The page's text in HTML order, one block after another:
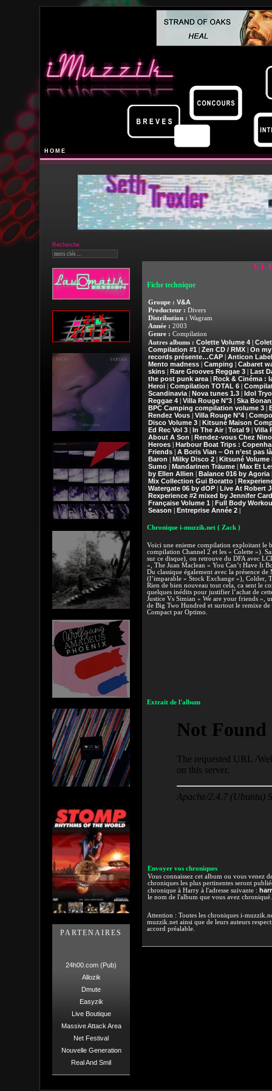
HOME
Recherche
PARTENAIRES
24h00.com (Pub)
Allozik
Dmute
Easyzik
Live Boutique
Massive Attack Area
Net Festival
Nouvelle Generation
Real And Smil
Fiche technique
Groupe : V&A
Producteur : Divers
Distribution : Wagram
Année : 2003
Genre : Compilation
Autres albums : Colette Volume 4|
Compilation #1
Zen CD / RMX| On
records présente…CAP| Anticon
Mento madness| Camping
Cabaret
skins
Rare Grooves Reggae 3| Last
the post punk area| Rock & Cinéma :
Heroi| Compilation TOTAL 6|
Scandinavia| Nova tunes 1.3| Idol
Reggae 4| Villa Rouge N°3| Ska
BPC Camping compilation volume 3|
Rendez Vous| Villa Rouge N°4|
Disco Volume 3| Kitsuné Maison
Ed Rec Vol 3| In The Air| Total 9| Villa
About A Son
Rendez-vous Chez
Heroes| Harbour Boat Trips :
Friends| A Boris Vian – On n’est pas
Baron
Milky Disco 2| Kitsuné Volume
Sumo| Mandarinen Träume| Max Et
by Ellen Allien
Balance 016 by Agoria
Mix Collection Gui Boratto|
Watergate 06 by dOP| Live At Robert
Rexperience #2 mixed by Jennifer
Française Volume 1
Full Body
Season
Entreprise Année 2|
Chronique i-muzzik.net ( Zack )
Voici une enieme compilation exploitant le
compilation Channel 2 et les « Colette »).
sur ce disque), on retrouve du DFA avec
», The Juan Maclean « You Can’t Have It
Du classique également avec la présence
(l’imparable « Stock Exchange »), Colder,
Rien de bien nouveau tout cela, ca sent le
quelques inédits pour justifier l’achat de
Justice Vs Simian « We are your friends »,
de Big Two Hundred et surtout le remixe
Compact par Optimo.
Extrait de l'album
Envoyer vos chroniques
Vous connaissez cet album ou vous venez
chroniques les plus pertinentes seront
chronique à Harry à l'adresse suivante :
le nom de l'album que vous avez
Attention : Toutes les chroniques i-
muzzik.net ainsi que de leurs auteurs
accord préalable.